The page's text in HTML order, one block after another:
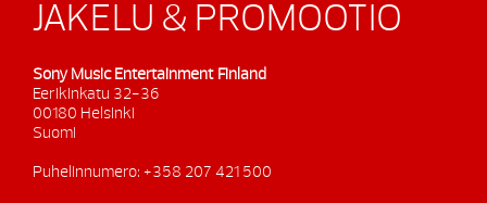
JAKELU & PROMOOTIO
Sony Music Entertainment Finland
Eerikinkatu 32-36
00180 Helsinki
Suomi
Puhelinnumero: +358 207 421 500